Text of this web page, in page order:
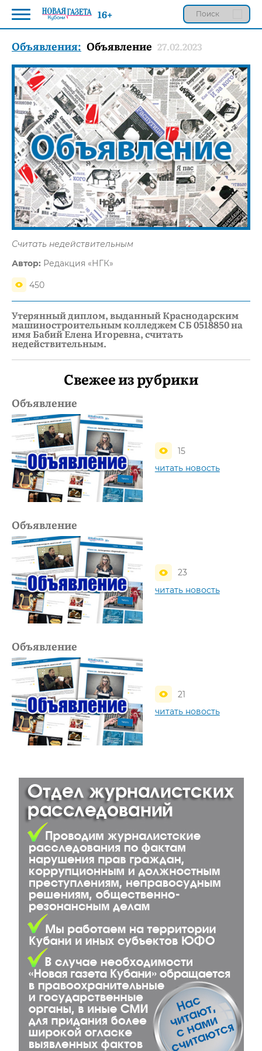
Объявления: Объявление 27.02.2023
Считать недействительным
Автор: Редакция «НГК»
450
Утерянный диплом, выданный Краснодарским
машиностроительным колледжем СБ 0518850 на
имя Бабий Елена Игоревна, считать
недействительным.
Свежее из рубрики
Объявление
15
читать новость
Объявление
23
читать новость
Объявление
21
читать новость
16+